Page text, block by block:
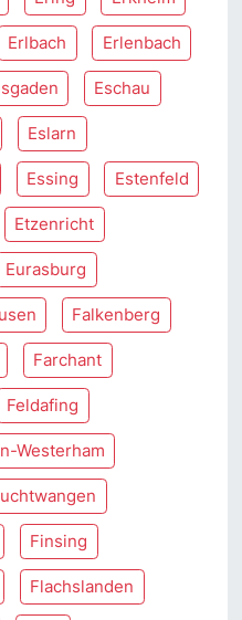
Erlbach Erlenbach
Eschau
Eslarn
Essing Estenfeld
Etzenricht
Eurasburg
Falkenberg
Farchant
Feldafing
Westerham
Finsing
Flachslanden